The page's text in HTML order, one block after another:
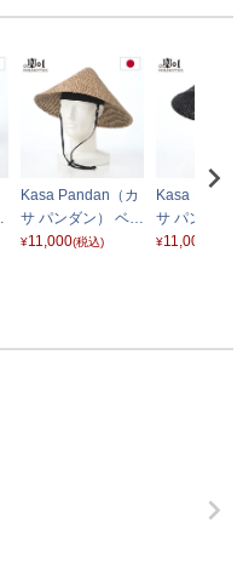
Kasa Pandan（カ
サ パンダン） ベー
ジュ
¥11,000(税込)
Kasa
サ パンダン
ック
¥11,000